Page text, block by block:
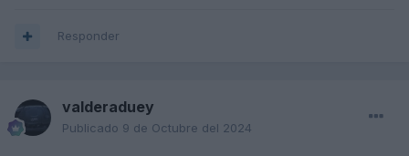
Responder
valderaduey
Publicado 9 de Octubre del 2024